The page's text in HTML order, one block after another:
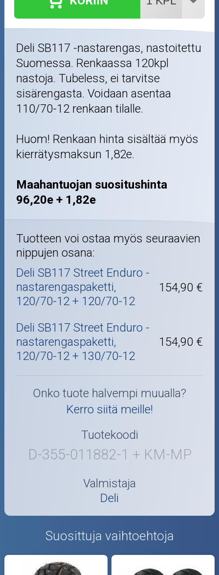
Deli SB117 -nastarengas, nastoitettu
Suomessa. Renkaassa 120kpl
nastoja. Tubeless, ei tarvitse
sisärengasta. Voidaan asentaa
110/70-12 renkaan tilalle.
Huom! Renkaan hinta sisältää myös
kierrätysmaksun 1,82e.
Maahantuojan suositushinta
96,20e + 1,82e
Tuotteen voi ostaa myös seuraavien
nippujen osana:
Deli SB117 Street Enduro -
nastarengaspaketti,
120/70-12 + 120/70-12
154,90 €
Deli SB117 Street Enduro -
nastarengaspaketti,
120/70-12 + 130/70-12
154,90 €
Onko tuote halvempi muualla?
Kerro siitä meille!
Tuotekoodi
D-355-011882-1 + KM-MP
Valmistaja
Deli
Suosittuja vaihtoehtoja